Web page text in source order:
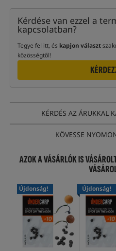
Kérdése van ezzel a
kapcsolatban?
Tegye fel itt, és kapjon választ
közösségtől!
KÉRDÉS AZ ÁRUKKAL
KÖVESSE
AZOK A VÁSÁRLÓK IS
Újdonság! Újdonság!